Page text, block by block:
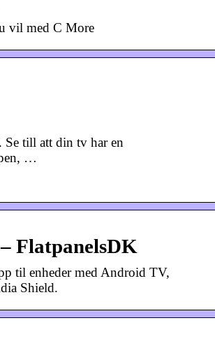
vil med C More
till att din tv har en
…
FlatpanelsDK
til enheder med Android TV,
Shield.